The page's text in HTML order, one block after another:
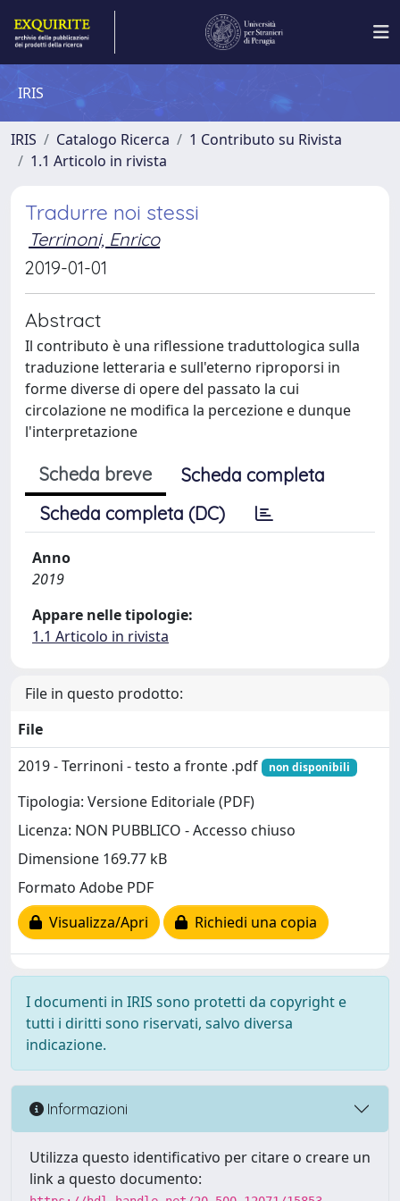
IRIS
IRIS Catalogo Ricerca
1 Contributo su Rivista
1.1 Articolo in rivista
Tradurre noi stessi
Terrinoni, Enrico
2019-01-01
Abstract
Il contributo è una riflessione traduttologica sulla
traduzione letteraria e sull'eterno riproporsi in
forme diverse di opere del passato la cui
circolazione ne modifica la percezione e dunque
l'interpretazione
Scheda breve
Scheda completa
Scheda completa (DC)
Anno
2019
Appare nelle tipologie:
1.1 Articolo in rivista
File in questo prodotto:
File
2019 - Terrinoni - testo a fronte .pdf
non disponibili
Tipologia: Versione Editoriale (PDF)
Licenza: NON PUBBLICO - Accesso chiuso
Dimensione 169.77 kB
Formato Adobe PDF
Visualizza/Apri
Richiedi una copia
I documenti in IRIS sono protetti da copyright e
tutti i diritti sono riservati, salvo diversa
indicazione.
Informazioni
Utilizza questo identificativo per citare o creare un
link a questo documento: